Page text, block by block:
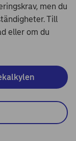
men du
Till
eller om du